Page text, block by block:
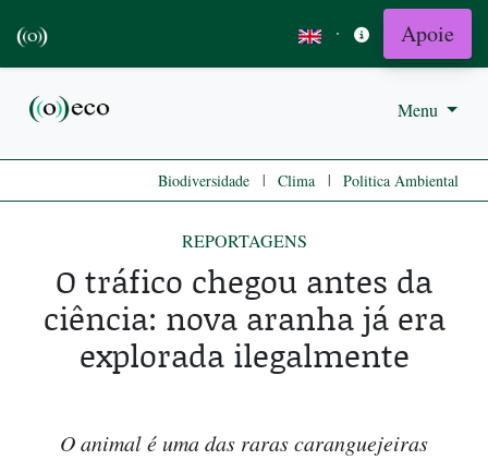
· Apoie
Menu
Biodiversidade | Clima | Politica Ambiental
REPORTAGENS
O tráfico chegou antes da
ciência: nova aranha já era
explorada ilegalmente
O animal é uma das raras caranguejeiras